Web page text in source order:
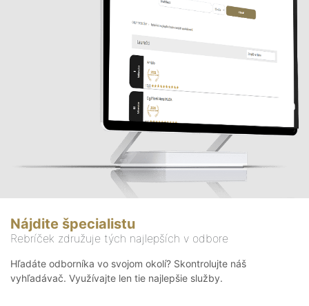
Nájdite špecialistu
Rebríček združuje tých najlepších v odbore
Hľadáte odborníka vo svojom okolí? Skontrolujte náš
vyhľadávač. Využívajte len tie najlepšie služby.